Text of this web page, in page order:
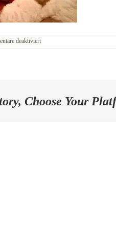
deaktiviertfür
Gewölbekeller
Choose Your